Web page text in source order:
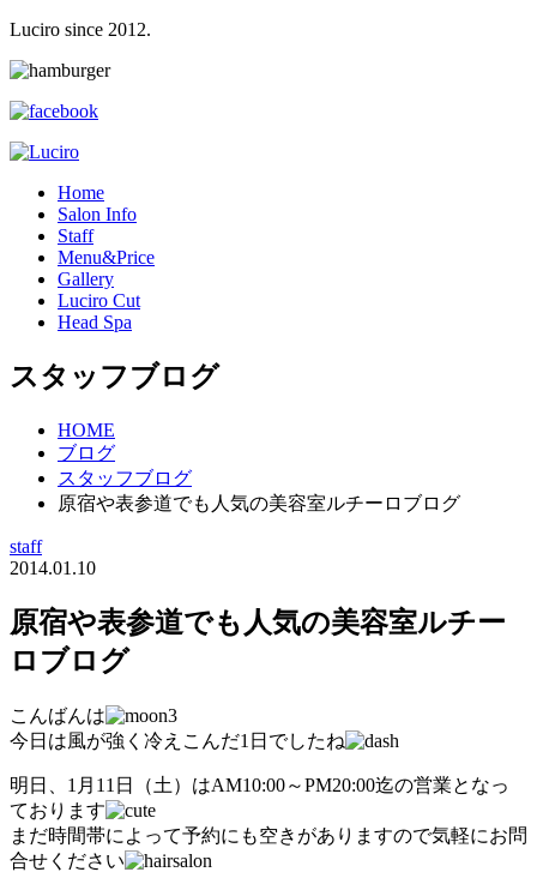
Luciro since 2012.
Home
Salon Info
Staff
Menu&Price
Gallery
Luciro Cut
Head Spa
スタッフブログ
HOME
ブログ
スタッフブログ
原宿や表参道でも人気の美容室ルチーロブログ
staff
2014.01.10
原宿や表参道でも人気の美容室ルチー
ロブログ
こんばんは
今日は風が強く冷えこんだ1日でしたね
明日、1月11日（土）はAM10:00～PM20:00迄の営業となっ
ております
まだ時間帯によって予約にも空きがありますので気軽にお問
合せください